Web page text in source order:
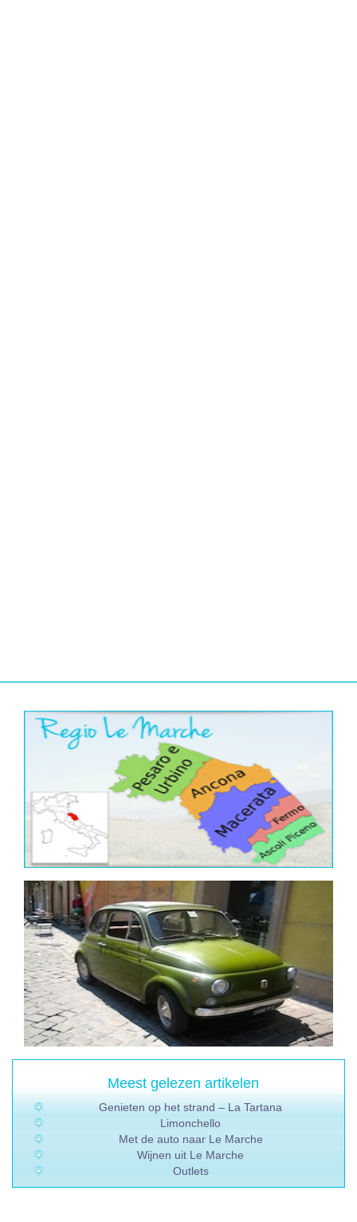
Meest gelezen artikelen
Genieten op het strand – La Tartana
Limonchello
Met de auto naar Le Marche
Wijnen uit Le Marche
Outlets